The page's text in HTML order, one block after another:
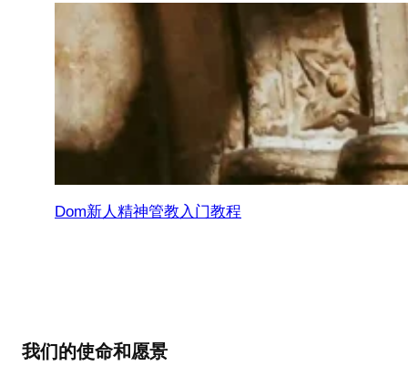
Dom新人精神管教入门教程
我们的使命和愿景